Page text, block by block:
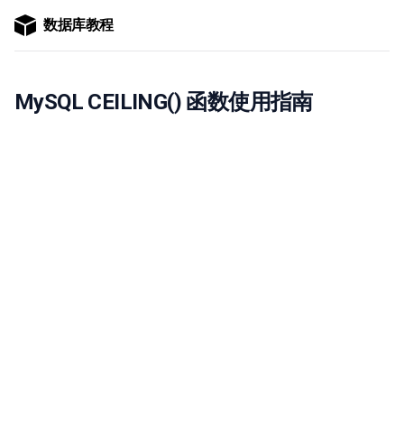
数据库教程
MySQL CEILING() 函数使用指南